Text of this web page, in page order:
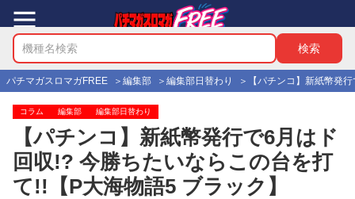
パチマガスロマガFREE 編集部 編集部日替わり 【パチンコ】新紙幣発
コラム 編集部 編集部日替わり
【パチンコ】新紙幣発行で6月はド
回収!? 今勝ちたいならこの台を打
て!!【P大海物語5 ブラック】